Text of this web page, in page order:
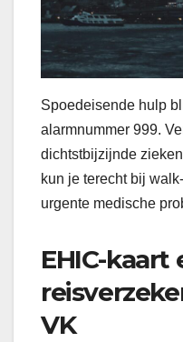
Spoedeisende hulp
alarmnummer 999.
dichtstbijzijnde
kun je terecht bij
urgente medische
EHIC-kaart
VK